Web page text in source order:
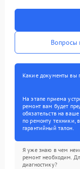
Вопросы
Какие документы вы
На этапе приема
ремонт вам будет
обязательств на
по ремонту техники,
гарантийный талон.
Я уже знаю в чем
ремонт необходим.
диагностику?